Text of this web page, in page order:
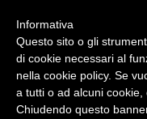
Informativa
Questo sito o gli
di cookie necessari al
nella cookie policy. Se
a tutti o ad alcuni cookie,
Chiudendo questo